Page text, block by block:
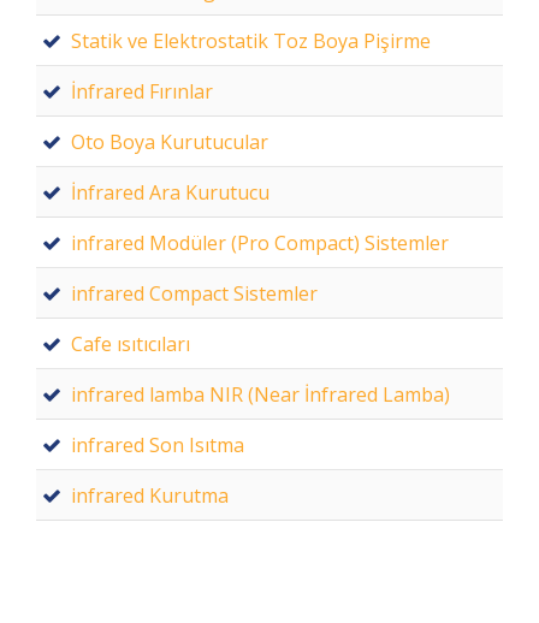
Statik ve Elektrostatik Toz Boya Pişirme
İnfrared Fırınlar
Oto Boya Kurutucular
İnfrared Ara Kurutucu
infrared Modüler (Pro Compact) Sistemler
infrared Compact Sistemler
Cafe ısıtıcıları
infrared lamba NIR (Near İnfrared Lamba)
infrared Son Isıtma
infrared Kurutma